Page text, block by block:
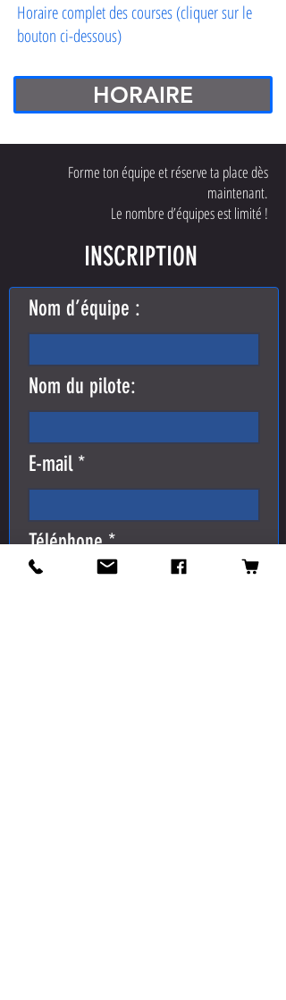
Horaire complet des courses (cliquer sur le
bouton ci-dessous)
HORAIRE
Forme ton équipe et réserve ta place dès
maintenant.
Le nombre d’équipes est limité !
INSCRIPTION
Nom d’équipe :
Nom du pilote:
E-mail
Téléphone